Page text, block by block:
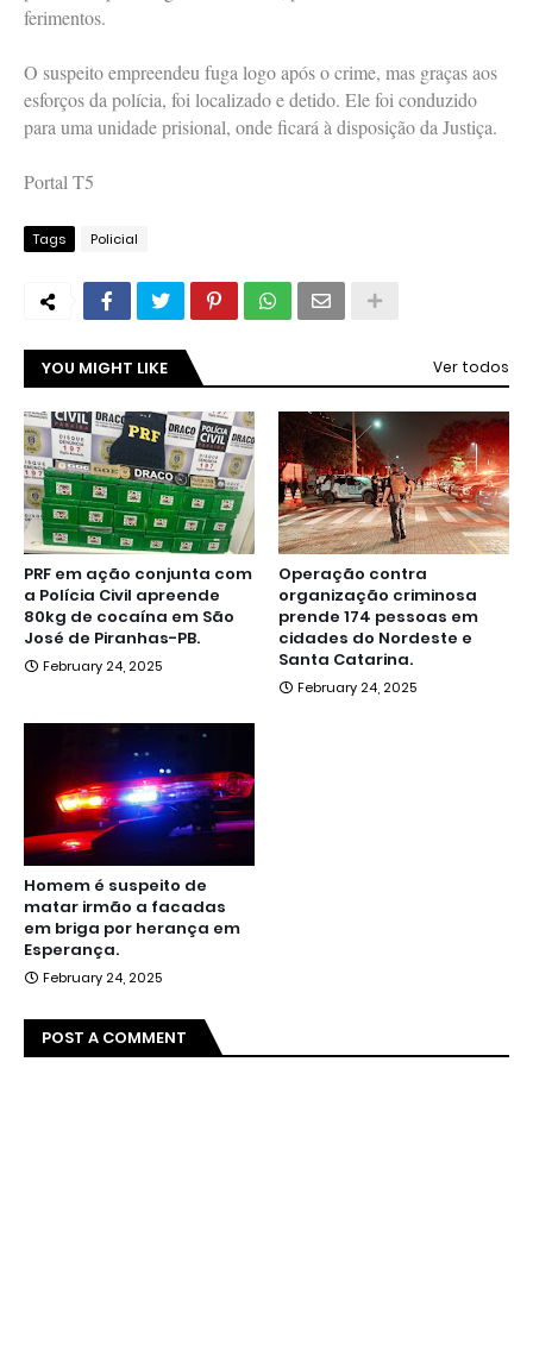
ferimentos.
O suspeito empreendeu fuga logo após o crime, mas graças aos
esforços da polícia, foi localizado e detido. Ele foi conduzido
para uma unidade prisional, onde ficará à disposição da Justiça.
Portal T5
Tags Policial
YOU MIGHT LIKE Ver todos
PRF em ação conjunta com
a Polícia Civil apreende
80kg de cocaína em São
José de Piranhas-PB.
February 24, 2025
Operação contra
organização criminosa
prende 174 pessoas em
cidades do Nordeste e
Santa Catarina.
February 24, 2025
Homem é suspeito de
matar irmão a facadas
em briga por herança em
Esperança.
February 24, 2025
POST A COMMENT